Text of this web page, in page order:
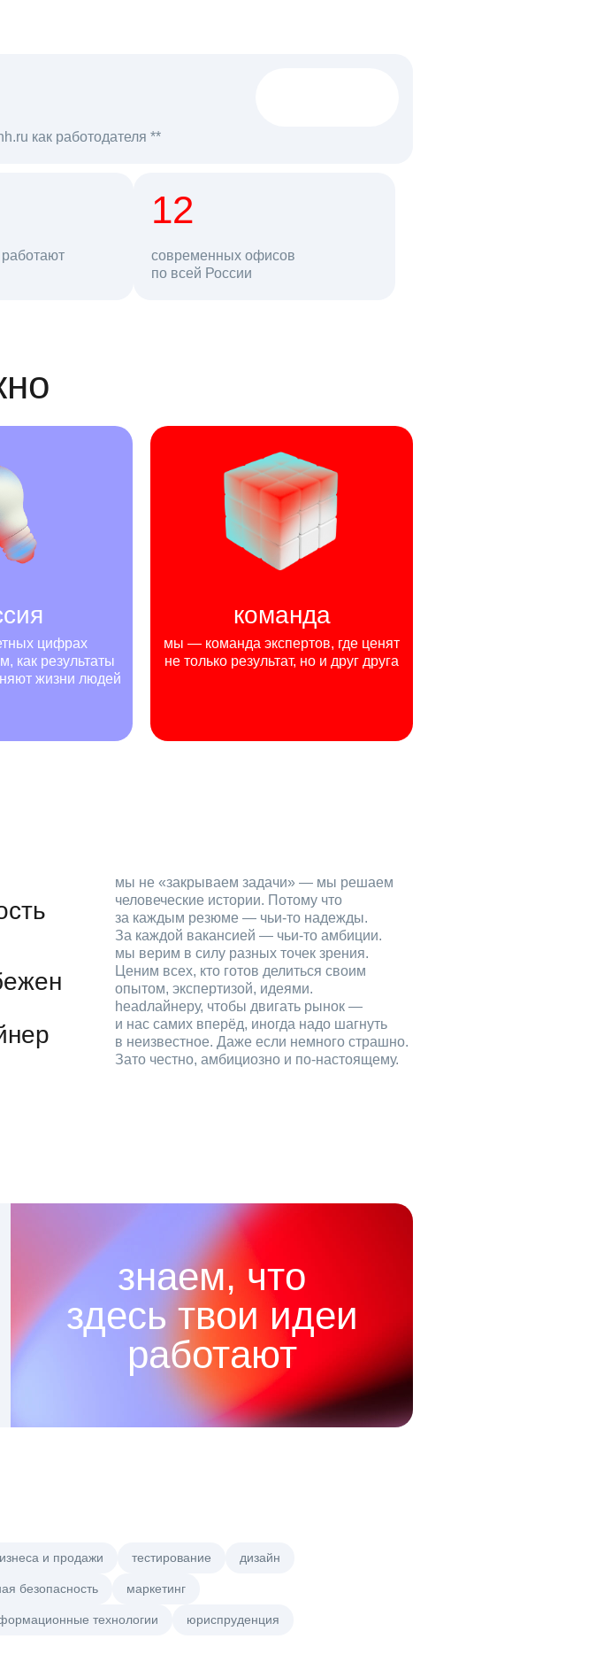
как работодателя **
млн 12
современных офисов
по всей Россиипользователей в день
цифрах
как результаты
жизни людей
команда
мы — команда экспертов, где ценят
не только результат, но и друг друга
мы не «закрываем задачи» — мы решаем
человеческие истории. Потому что
за каждым резюме — чьи‑то надежды.
За каждой вакансией — чьи‑то амбиции.
мы верим в силу разных точек зрения.
Ценим всех, кто готов делиться своим
опытом, экспертизой, идеями.
headлайнеру, чтобы двигать рынок —
и нас самих вперёд, иногда надо шагнуть
в неизвестное. Даже если немного страшно.
Зато честно, амбициозно и по‑настоящему.
знаем, что
здесь твои идеи
работают
и продажи тестирование дизайн
безопасность маркетинг
технологии юриспруденция